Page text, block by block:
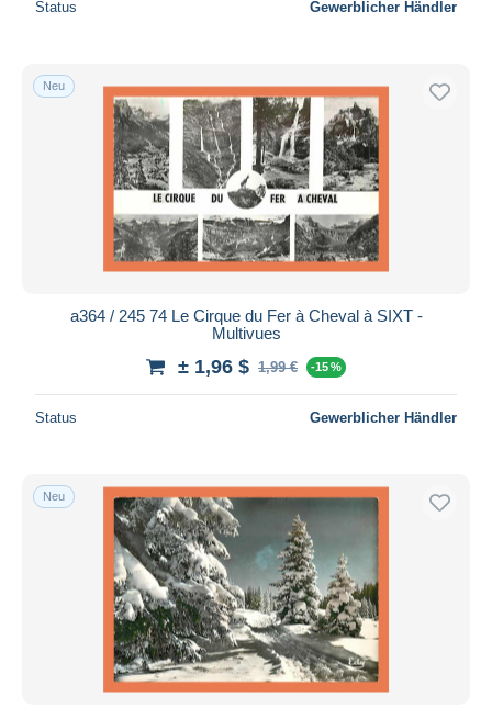
Status Gewerblicher Händler
Neu
a364 / 245 74 Le Cirque du Fer à Cheval à SIXT -
Multivues
± 1,96 $ 1,99 € -15 %
Status Gewerblicher Händler
Neu